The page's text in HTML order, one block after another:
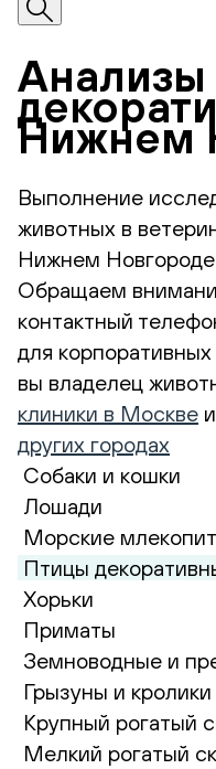
Анализы
Нижнем
Выполнение
животных в
Нижнем Новгороде
Обращаем
контактный
для
вы владелец
клиники в Москве
других городах
Собаки и кошки
Лошади
Морские
Птицы
Хорьки
Приматы
Земноводные и
Грызуны и кролики
Крупный рогатый
Мелкий рогатый